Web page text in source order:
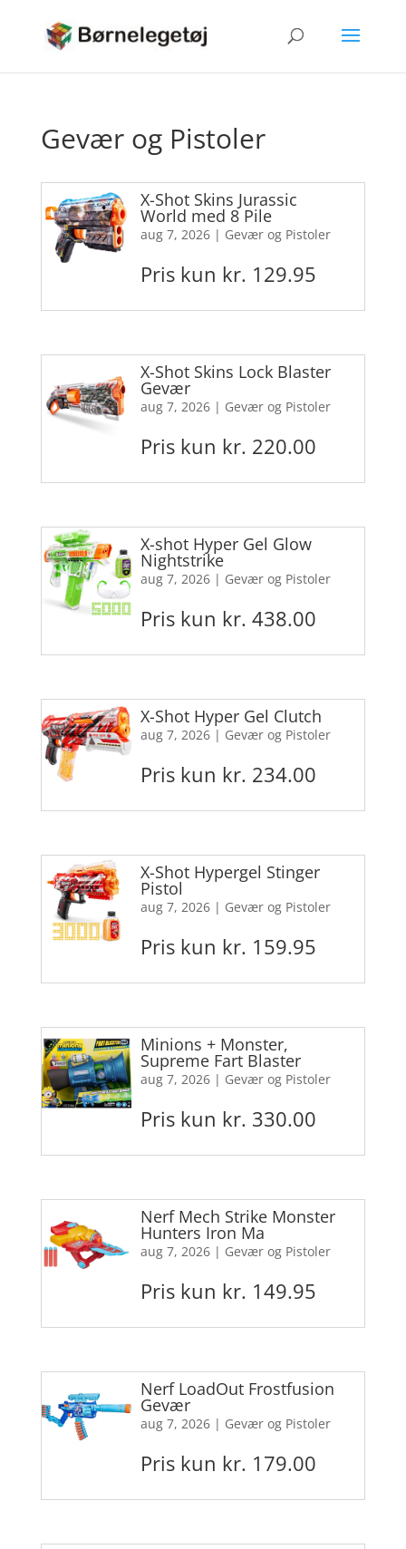
Gevær og Pistoler
X-Shot Skins Jurassic
World med 8 Pile
aug 7, 2026| Gevær og Pistoler
Pris kun kr. 129.95
X-Shot Skins Lock Blaster
Gevær
aug 7, 2026| Gevær og Pistoler
Pris kun kr. 220.00
X-shot Hyper Gel Glow
Nightstrike
aug 7, 2026| Gevær og Pistoler
Pris kun kr. 438.00
X-Shot Hyper Gel Clutch
aug 7, 2026| Gevær og Pistoler
Pris kun kr. 234.00
X-Shot Hypergel Stinger
Pistol
aug 7, 2026| Gevær og Pistoler
Pris kun kr. 159.95
Minions + Monster,
Supreme Fart Blaster
aug 7, 2026| Gevær og Pistoler
Pris kun kr. 330.00
Nerf Mech Strike Monster
Hunters Iron Ma
aug 7, 2026| Gevær og Pistoler
Pris kun kr. 149.95
Nerf LoadOut Frostfusion
Gevær
aug 7, 2026| Gevær og Pistoler
Pris kun kr. 179.00